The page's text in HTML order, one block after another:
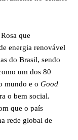
que
energia renovável
do Brasil, sendo
um dos 80
mundo e o Good
o bem social.
que o país
rede global de